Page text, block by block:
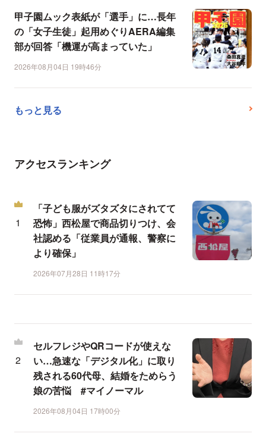
甲子園ムック表紙が「選手」に…長年
の「女子生徒」起用めぐりAERA編集
部が回答「機運が高まっていた」
2026年08月04日 19時46分
もっと見る
アクセスランキング
「子ども服がズタズタにされてて
恐怖」西松屋で商品切りつけ、会
社認める「従業員が通報、警察に
より確保」
2026年07月28日 11時17分
セルフレジやQRコードが使えな
い…急速な「デジタル化」に取り
残される60代母、結婚をためらう
娘の苦悩 #マイノーマル
2026年08月04日 17時00分